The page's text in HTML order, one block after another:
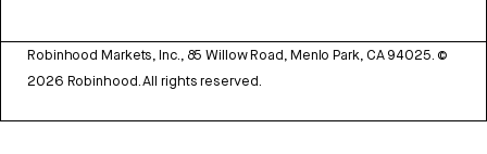
Robinhood Markets, Inc., 85 Willow Road, Menlo Park, CA 94025. ©
2026 Robinhood. All rights reserved.